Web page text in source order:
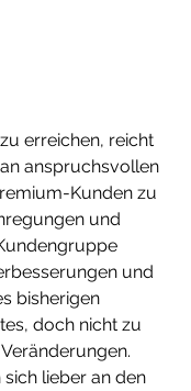
erreichen, reicht
anspruchsvollen
Kunden zu
und
und
bisherigen
doch nicht zu
lieber an den